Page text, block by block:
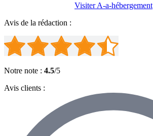
Visiter A-a-hébergement
Avis de la rédaction :
Notre note : 4.5/5
Avis clients :